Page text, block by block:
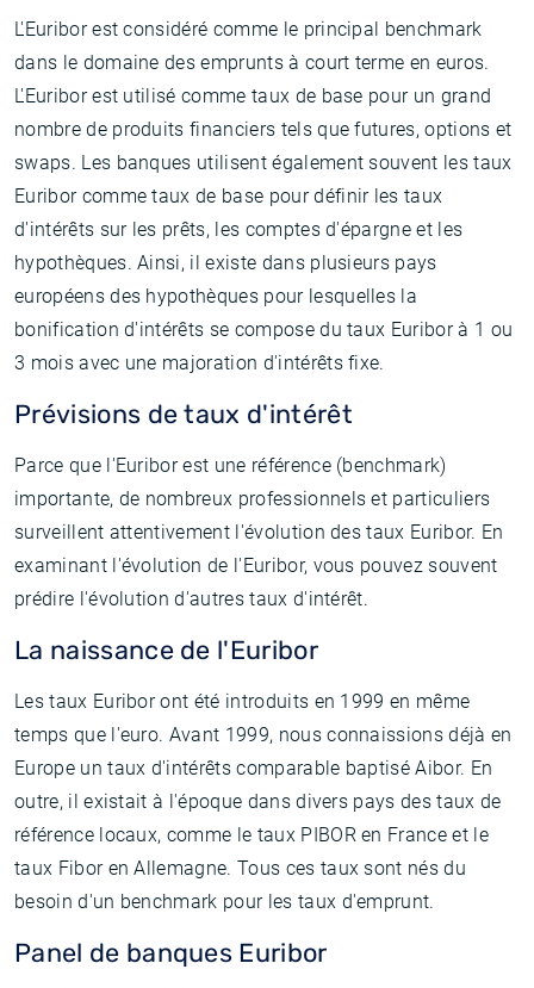
L'Euribor est considéré comme le principal benchmark
dans le domaine des emprunts à court terme en euros.
L'Euribor est utilisé comme taux de base pour un grand
nombre de produits financiers tels que futures, options et
swaps. Les banques utilisent également souvent les taux
Euribor comme taux de base pour définir les taux
d'intérêts sur les prêts, les comptes d'épargne et les
hypothèques. Ainsi, il existe dans plusieurs pays
européens des hypothèques pour lesquelles la
bonification d'intérêts se compose du taux Euribor à 1 ou
3 mois avec une majoration d'intérêts fixe.
Prévisions de taux d'intérêt
Parce que l'Euribor est une référence (benchmark)
importante, de nombreux professionnels et particuliers
surveillent attentivement l'évolution des taux Euribor. En
examinant l'évolution de l'Euribor, vous pouvez souvent
prédire l'évolution d'autres taux d'intérêt.
La naissance de l'Euribor
Les taux Euribor ont été introduits en 1999 en même
temps que l'euro. Avant 1999, nous connaissions déjà en
Europe un taux d'intérêts comparable baptisé Aibor. En
outre, il existait à l'époque dans divers pays des taux de
référence locaux, comme le taux PIBOR en France et le
taux Fibor en Allemagne. Tous ces taux sont nés du
besoin d'un benchmark pour les taux d'emprunt.
Panel de banques Euribor